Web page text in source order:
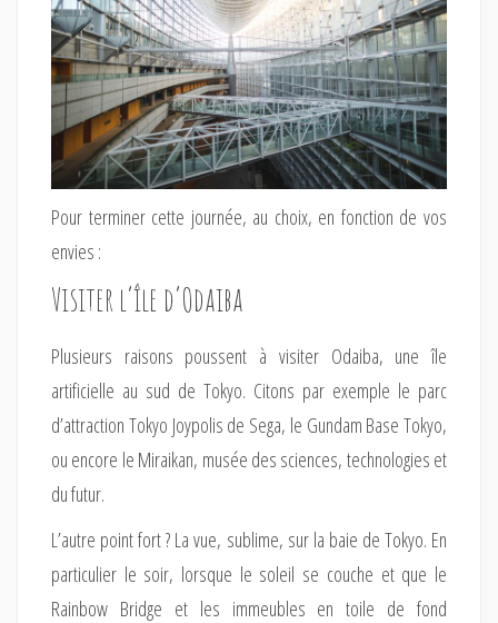
Pour terminer cette journée, au choix, en fonction de vos
envies :
Visiter l’île d’Odaiba
Plusieurs raisons poussent à visiter Odaiba, une île
artificielle au sud de Tokyo. Citons par exemple le parc
d’attraction Tokyo Joypolis de Sega, le Gundam Base Tokyo,
ou encore le Miraikan, musée des sciences, technologies et
du futur.
L’autre point fort ? La vue, sublime, sur la baie de Tokyo. En
particulier le soir, lorsque le soleil se couche et que le
Rainbow Bridge et les immeubles en toile de fond